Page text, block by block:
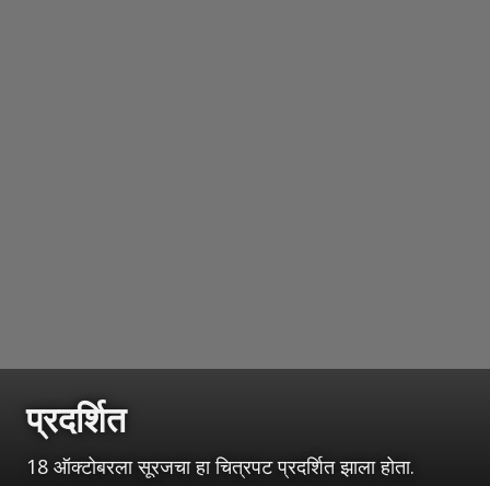
प्रदर्शित
18 ऑक्टोबरला सूरजचा हा चित्रपट प्रदर्शित झाला होता.